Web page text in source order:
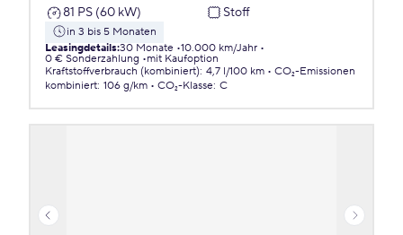
81 PS (60 kW)
Stoff
in 3 bis 5 Monaten
Leasingdetails:30 Monate 10.000 km/Jahr
0 € Sonderzahlung
mit Kaufoption
Kraftstoffverbrauch (kombiniert): 4,7 l/100 km
CO₂-Emissionen
kombiniert: 106 g/km CO₂-Klasse: C